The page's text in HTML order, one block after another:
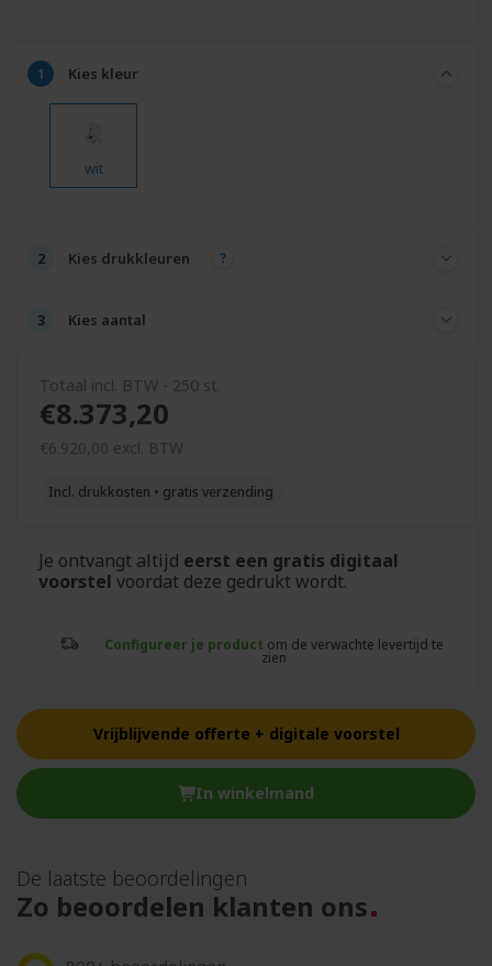
Kies kleur
wit
Kies drukkleuren
Kies aantal
Totaal incl. BTW - 250 st.
€8.373,20
€6.920,00 excl. BTW
Incl. drukkosten • gratis verzending
Je ontvangt altijd eerst een gratis digitaal
voorstel voordat deze gedrukt wordt.
Configureer je product om de verwachte levertijd te
zien
Vrijblijvende offerte + digitale voorstel
In winkelmand
De laatste beoordelingen
Zo beoordelen klanten ons